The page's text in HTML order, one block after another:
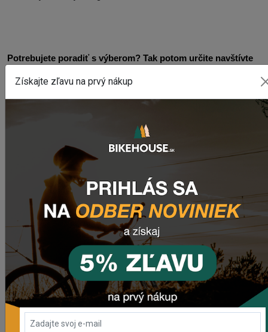
Potrebujete poradiť s výberom? Tak potom určite navštívte
Nenašli ste tam odpoveď na Vašu otázku? Zanechajte
námemail, správu naFacebookualebo využite náš chat
WEBOVÁ STRÁNKA VÝROBCU
www.levit.com
POSLEDNÉ PRIDANÉ PRODUKTY
Sedlo CHROMAG LIMBER
2 420,18 Kč
Zimušné Rukavice CHROMAG SIGNAL
Získajte zľavu na prvý nákup